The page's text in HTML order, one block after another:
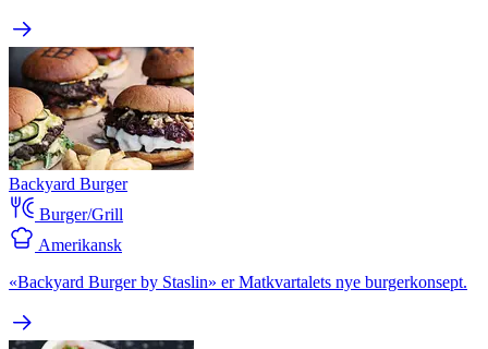
Backyard Burger
Burger/Grill
Amerikansk
«Backyard Burger by Staslin» er Matkvartalets nye burgerkonsept.